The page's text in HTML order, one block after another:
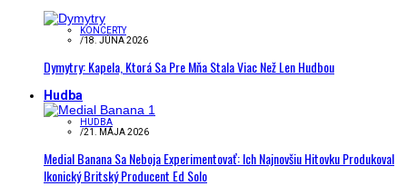
KONCERTY
/18. JÚNA 2026
Dymytry: Kapela, Ktorá Sa Pre Mňa Stala Viac Než Len Hudbou
Hudba
HUDBA
/21. MÁJA 2026
Medial Banana Sa Neboja Experimentovať: Ich Najnovšiu Hitovku Produkoval
Ikonický Britský Producent Ed Solo